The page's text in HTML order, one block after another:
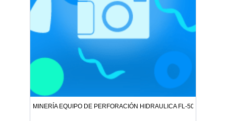
MINERÍA EQUIPO DE PERFORACIÓN HIDRAULICA FL-50